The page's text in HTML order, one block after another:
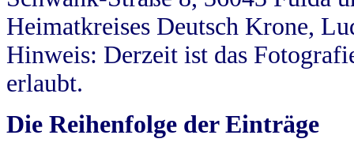
Heimatkreises Deutsch Krone,
Hinweis: Derzeit ist das
erlaubt.
Die Reihenfolge der Einträge